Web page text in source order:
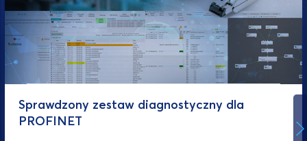
Sprawdzony zestaw diagnostyczny dla
PROFINET